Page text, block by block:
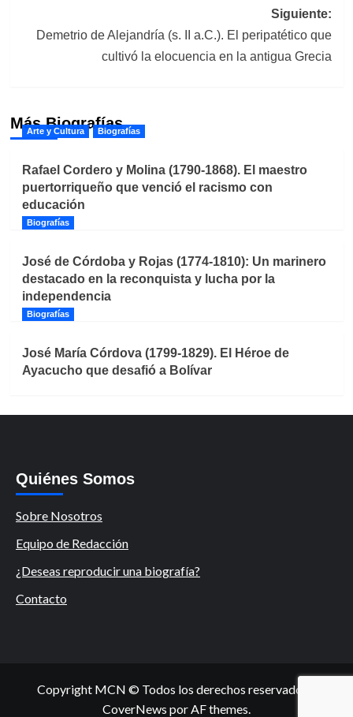
Siguiente:
Demetrio de Alejandría (s. II a.C.). El peripatético que
cultivó la elocuencia en la antigua Grecia
Más Biografías
Arte y Cultura Biografías
Rafael Cordero y Molina (1790-1868). El maestro
puertorriqueño que venció el racismo con
educación
Biografías
José de Córdoba y Rojas (1774-1810): Un marinero
destacado en la reconquista y lucha por la
independencia
Biografías
José María Córdova (1799-1829). El Héroe de
Ayacucho que desafió a Bolívar
Quiénes Somos
Sobre Nosotros
Equipo de Redacción
¿Deseas reproducir una biografía?
Contacto
Copyright MCN © Todos los derechos reservados.
CoverNews por AF themes.